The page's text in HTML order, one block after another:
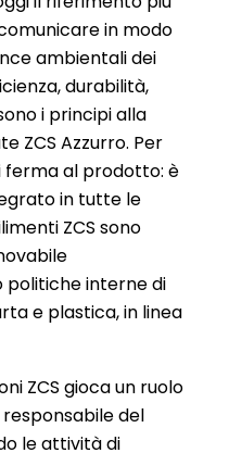
in modo
ambientali dei
durabilità,
i principi alla
ZCS Azzurro. Per
ferma al prodotto: è
in tutte le
ZCS sono
interne di
e plastica, in linea
ZCS gioca un ruolo
del
le attività di